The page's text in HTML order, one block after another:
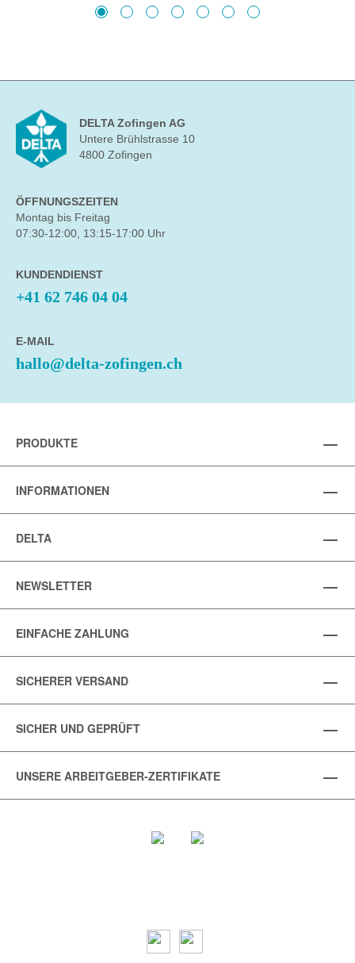
DELTA Zofingen AG
Untere Brühlstrasse 10
4800 Zofingen
ÖFFNUNGSZEITEN
Montag bis Freitag
07:30-12:00, 13:15-17:00 Uhr
KUNDENDIENST
+41 62 746 04 04
E-MAIL
hallo@delta-zofingen.ch
PRODUKTE
INFORMATIONEN
DELTA
NEWSLETTER
EINFACHE ZAHLUNG
SICHERER VERSAND
SICHER UND GEPRÜFT
UNSERE ARBEITGEBER-ZERTIFIKATE